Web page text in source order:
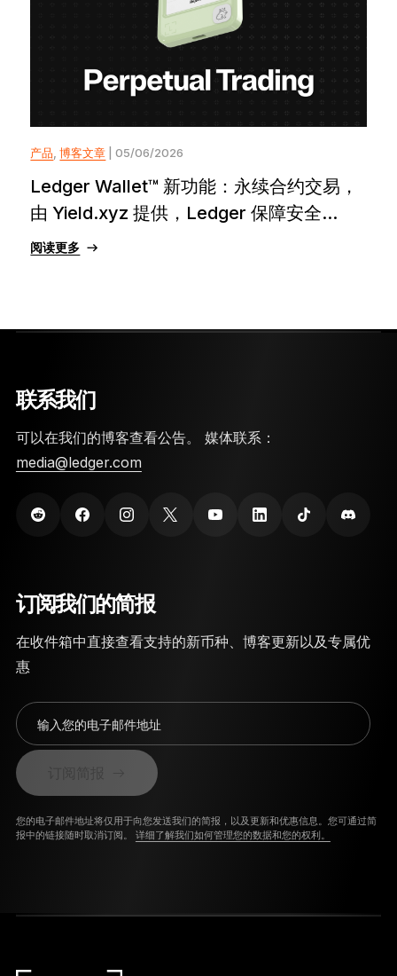
产品 ,博客文章 | 05/06/2026
Ledger Wallet™ 新功能：永续合约交易，
由 Yield.xyz 提供，Ledger 保障安全...
阅读更多
联系我们
可以在我们的博客查看公告。 媒体联系：
media@ledger.com
订阅我们的简报
在收件箱中直接查看支持的新币种、博客更新以及专属优
惠
输入您的电子邮件地址
您的电子邮件地址将仅用于向您发送我们的简报，以及更新和优惠信息。您可通过简
报中的链接随时取消订阅。 详细了解我们如何管理您的数据和您的权利。